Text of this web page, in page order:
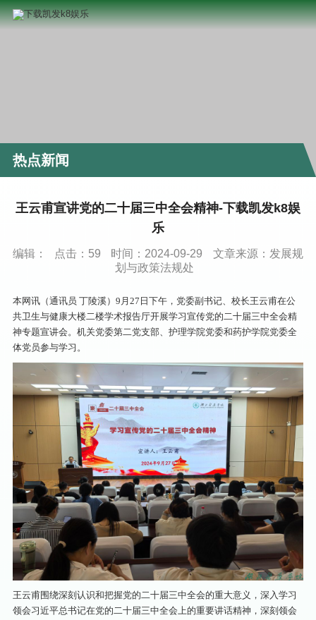
热点新闻
王云甫宣讲党的二十届三中全会精神-下载凯发k8娱
乐
编辑： 点击： 59 时间：2024-09-29
文章来源：发展规
划与政策法规处
本网讯（通讯员 丁陵溪）9月27日下午，党委副书记、校长王云甫在公
共卫生与健康大楼二楼学术报告厅开展学习宣传党的二十届三中全会精
神专题宣讲会。机关党委第二党支部、护理学院党委和药护学院党委全
体党员参与学习。
王云甫围绕深刻认识和把握党的二十届三中全会的重大意义，深入学习
领会习近平总书记在党的二十届三中全会上的重要讲话精神，深刻领会